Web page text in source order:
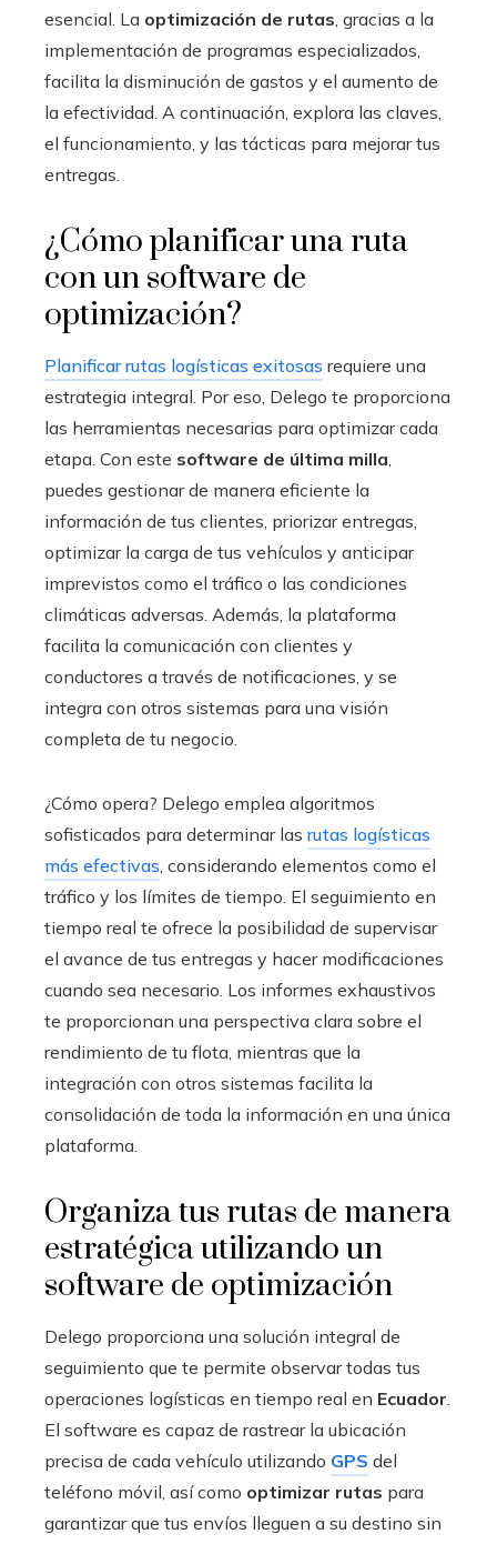
esencial. La optimización de rutas , gracias a la
implementación de programas especializados,
facilita la disminución de gastos y el aumento de
la efectividad. A continuación, explora las claves,
el funcionamiento, y las tácticas para mejorar tus
entregas.
¿Cómo planificar una ruta
con un software de
optimización?
Planificar rutas logísticas exitosas requiere una
estrategia integral. Por eso, Delego te proporciona
las herramientas necesarias para optimizar cada
etapa. Con este software de última milla
puedes gestionar de manera eficiente la
información de tus clientes, priorizar entregas,
optimizar la carga de tus vehículos y anticipar
imprevistos como el tráfico o las condiciones
climáticas adversas. Además, la plataforma
facilita la comunicación con clientes y
conductores a través de notificaciones, y se
integra con otros sistemas para una visión
completa de tu negocio.
¿Cómo opera? Delego emplea algoritmos
sofisticados para determinar las rutas logísticas
más efectivas , considerando elementos como el
tráfico y los límites de tiempo. El seguimiento en
tiempo real te ofrece la posibilidad de supervisar
el avance de tus entregas y hacer modificaciones
cuando sea necesario. Los informes exhaustivos
te proporcionan una perspectiva clara sobre el
rendimiento de tu flota, mientras que la
integración con otros sistemas facilita la
consolidación de toda la información en una única
plataforma.
Organiza tus rutas de manera
estratégica utilizando un
software de optimización
Delego proporciona una solución integral de
seguimiento que te permite observar todas tus
operaciones logísticas en tiempo real en Ecuador
El software es capaz de rastrear la ubicación
precisa de cada vehículo utilizando GPS del
teléfono móvil, así como optimizar rutas para
garantizar que tus envíos lleguen a su destino sin